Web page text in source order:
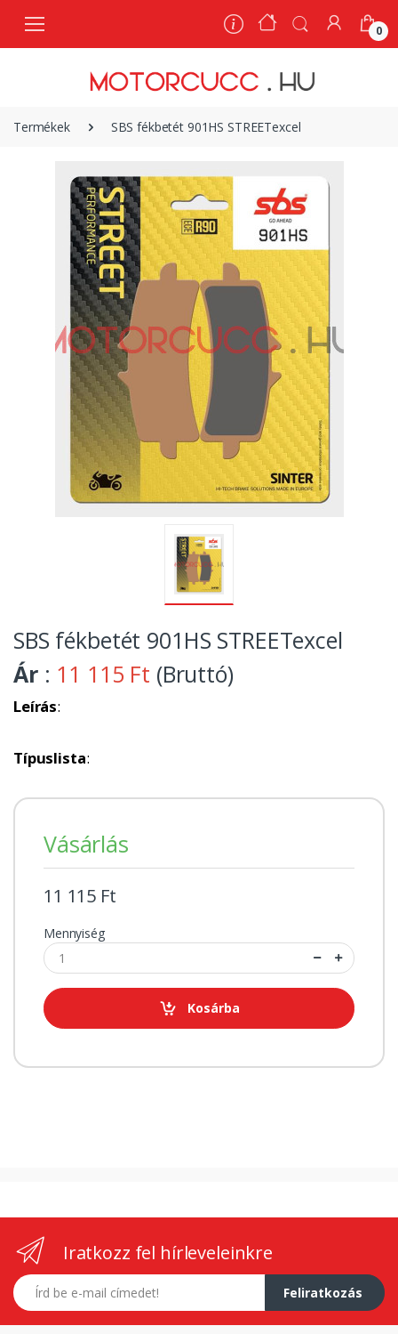
0
Termékek SBS fékbetét 901HS STREETexcel
SBS fékbetét 901HS STREETexcel
Ár : 11 115 Ft (Bruttó)
Leírás:
Típuslista:
Vásárlás
11 115 Ft
Mennyiség
Kosárba
Iratkozz fel hírleveleinkre
E-mail címed
Feliratkozás
0